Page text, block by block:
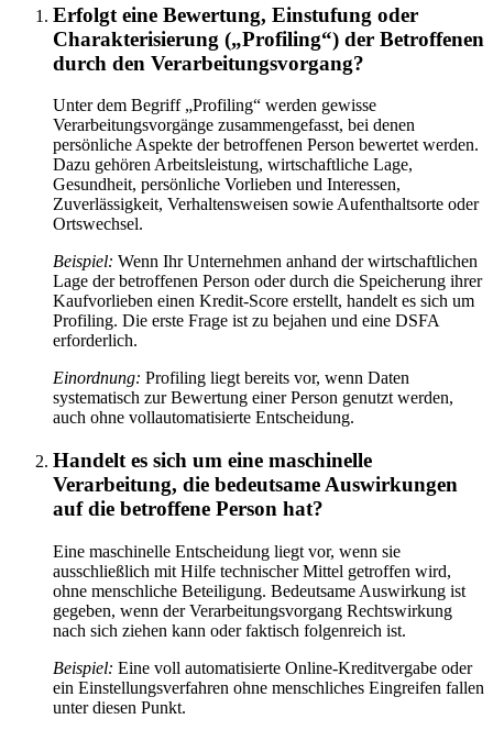
Erfolgt eine Bewertung, Einstufung oder
Charakterisierung („Profiling“) der Betroffenen
durch den Verarbeitungsvorgang?
Unter dem Begriff „Profiling“ werden gewisse
Verarbeitungsvorgänge zusammengefasst, bei denen
persönliche Aspekte der betroffenen Person bewertet werden.
Dazu gehören Arbeitsleistung, wirtschaftliche Lage,
Gesundheit, persönliche Vorlieben und Interessen,
Zuverlässigkeit, Verhaltensweisen sowie Aufenthaltsorte oder
Ortswechsel.
Beispiel: Wenn Ihr Unternehmen anhand der wirtschaftlichen
Lage der betroffenen Person oder durch die Speicherung ihrer
Kaufvorlieben einen Kredit-Score erstellt, handelt es sich um
Profiling. Die erste Frage ist zu bejahen und eine DSFA
erforderlich.
Einordnung: Profiling liegt bereits vor, wenn Daten
systematisch zur Bewertung einer Person genutzt werden,
auch ohne vollautomatisierte Entscheidung.
Handelt es sich um eine maschinelle
Verarbeitung, die bedeutsame Auswirkungen
auf die betroffene Person hat?
Eine maschinelle Entscheidung liegt vor, wenn sie
ausschließlich mit Hilfe technischer Mittel getroffen wird,
ohne menschliche Beteiligung. Bedeutsame Auswirkung ist
gegeben, wenn der Verarbeitungsvorgang Rechtswirkung
nach sich ziehen kann oder faktisch folgenreich ist.
Beispiel: Eine voll automatisierte Online-Kreditvergabe oder
ein Einstellungsverfahren ohne menschliches Eingreifen fallen
unter diesen Punkt.